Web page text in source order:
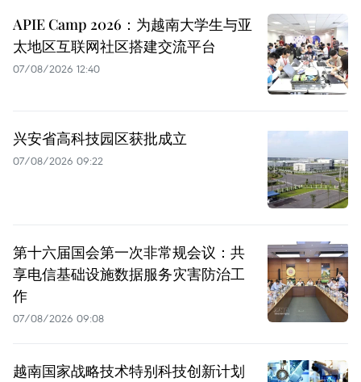
APIE Camp 2026：为越南大学生与亚
太地区互联网社区搭建交流平台
07/08/2026 12:40
兴安省高科技园区获批成立
07/08/2026 09:22
第十六届国会第一次非常规会议：共
享电信基础设施数据服务灾害防治工
作
07/08/2026 09:08
越南国家战略技术特别科技创新计划